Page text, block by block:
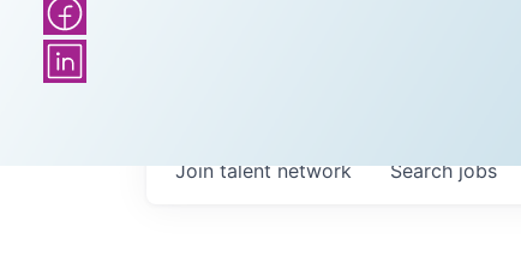
Searchjobs
Join talent network